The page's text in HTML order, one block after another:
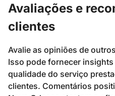
Avaliações e
clientes
Avalie as opiniões de
Isso pode fornecer
qualidade do serviço
clientes. Comentários